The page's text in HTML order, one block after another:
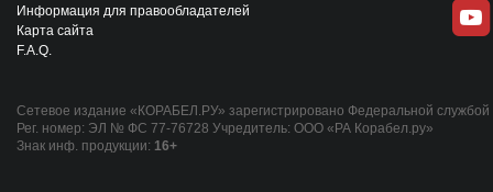
Информация для правообладателей
Карта сайта
F.A.Q.
Сетевое издание «КОРАБЕЛ.РУ» зарегистрировано Федеральной
Рег. номер: ЭЛ № ФС 77-76728 Учредитель: ООО «РА Корабел.ру»
Знак инф. продукции: 16+